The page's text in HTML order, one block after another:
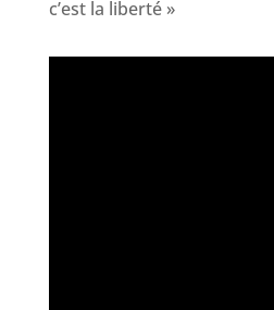
c’est la liberté »